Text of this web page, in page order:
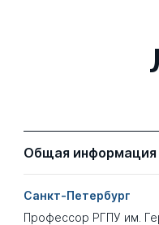
Общая информация
Санкт-Петербург
Профессор РГПУ им.